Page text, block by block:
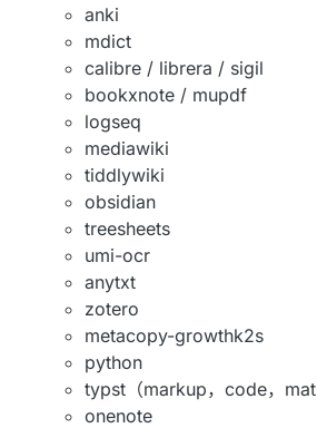
anki
mdict
calibre / librera / sigil
bookxnote / mupdf
logseq
mediawiki
tiddlywiki
obsidian
treesheets
umi-ocr
anytxt
zotero
metacopy-growthk2s
python
typst（markup，code，
onenote